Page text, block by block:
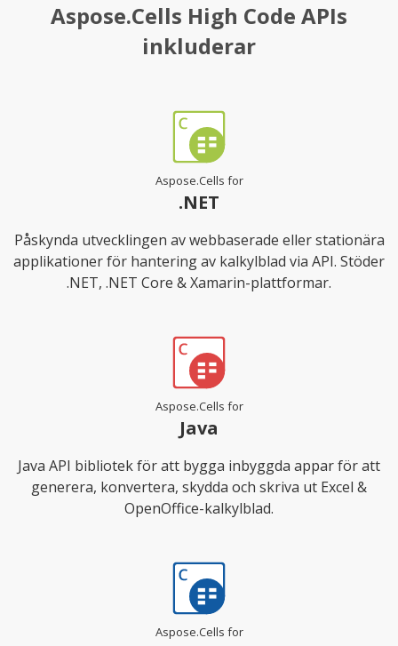
Aspose.Cells High Code APIs
inkluderar
Aspose.Cells for
.NET
Påskynda utvecklingen av webbaserade eller stationära
applikationer för hantering av kalkylblad via API. Stöder
.NET, .NET Core & Xamarin-plattformar.
Aspose.Cells for
Java
Java API bibliotek för att bygga inbyggda appar för att
generera, konvertera, skydda och skriva ut Excel &
OpenOffice-kalkylblad.
Aspose.Cells for